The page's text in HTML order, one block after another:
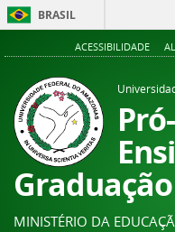
BRASIL
ACESSIBILIDADE
Graduação
MINISTÉRIO DA